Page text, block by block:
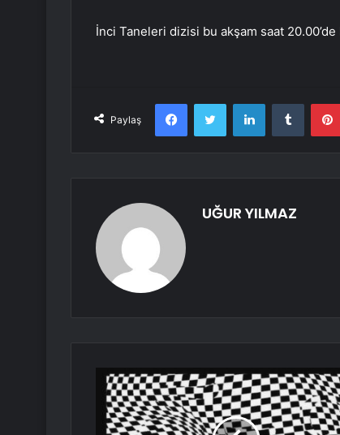
İnci Taneleri dizisi bu akşam saat
Paylaş
FacebookTwitter LinkedInTumblr
UĞUR YILMAZ